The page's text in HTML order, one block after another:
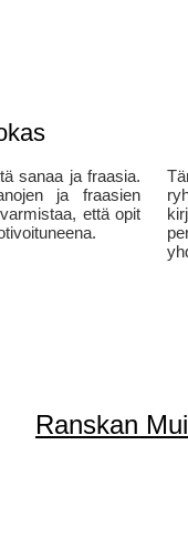
sanaa ja fraasia.
ja fraasien
että opit
Ranskan